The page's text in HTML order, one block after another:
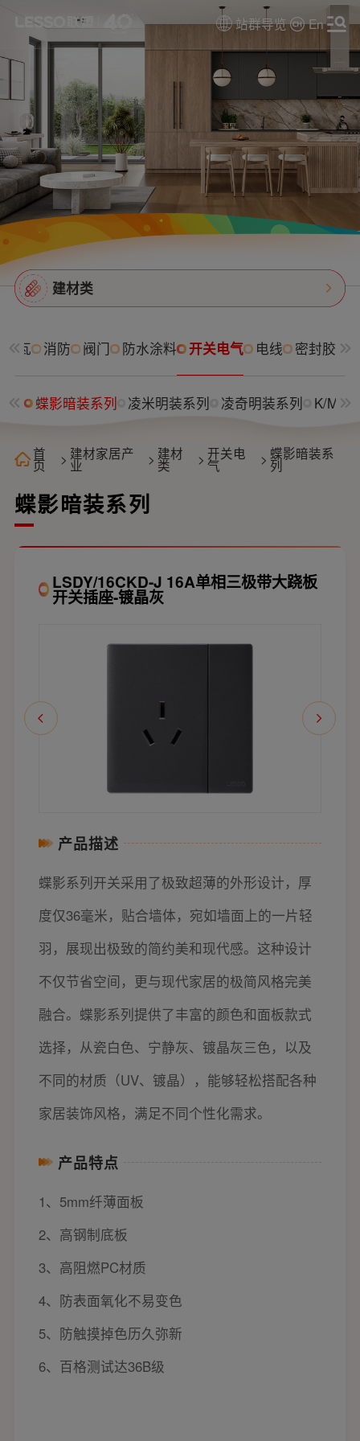
站群导览 En
建材类
脂瓦 消防 阀门 防水涂料 开关电气 电线 密封胶
蝶影暗装系列 凌米明装系列 凌奇明装系列 K/M系
蝶影暗装系列
首
页 > 建材家居产
业 > 建材
类 > 开关电
气 > 蝶影暗装系
列
LSDY/16CKD-J 16A单相三极带大跷板
开关插座-镀晶灰
产品描述
蝶影系列开关采用了极致超薄的外形设计，厚
度仅36毫米，贴合墙体，宛如墙面上的一片轻
羽，展现出极致的简约美和现代感。这种设计
不仅节省空间，更与现代家居的极简风格完美
融合。蝶影系列提供了丰富的颜色和面板款式
选择，从瓷白色、宁静灰、镀晶灰三色，以及
不同的材质（UV、镀晶），能够轻松搭配各种
家居装饰风格，满足不同个性化需求。
产品特点
1、5mm纤薄面板
2、高钢制底板
3、高阻燃PC材质
4、防表面氧化不易变色
5、防触摸掉色历久弥新
6、百格测试达36B级